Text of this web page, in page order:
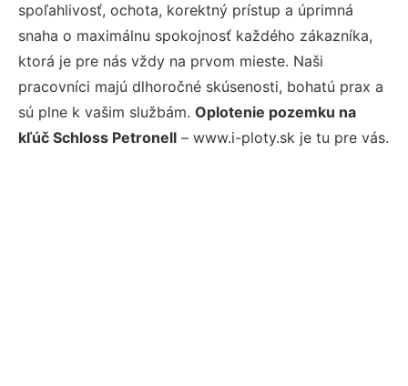
spoľahlivosť, ochota, korektný prístup a úprimná
snaha o maximálnu spokojnosť každého zákazníka,
ktorá je pre nás vždy na prvom mieste. Naši
pracovníci majú dlhoročné skúsenosti, bohatú prax a
sú plne k vašim službám. Oplotenie pozemku na
kľúč Schloss Petronell – www.i-ploty.sk je tu pre vás.